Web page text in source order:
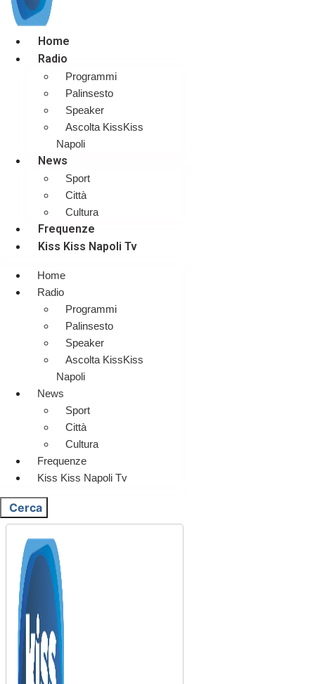
Home
Radio
Programmi
Palinsesto
Speaker
Ascolta KissKiss
Napoli
News
Sport
Città
Cultura
Frequenze
Kiss Kiss Napoli Tv
Home
Radio
Programmi
Palinsesto
Speaker
Ascolta KissKiss
Napoli
News
Sport
Città
Cultura
Frequenze
Kiss Kiss Napoli Tv
Cerca